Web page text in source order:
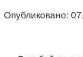
Опубликовано: